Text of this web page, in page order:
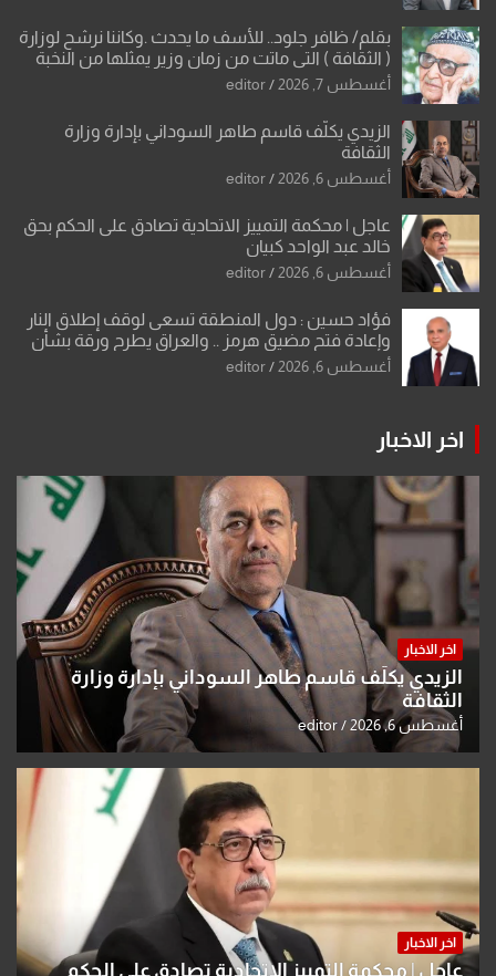
بقلم/ ظافر جلود.. للأسف ما يحدث .وكاننا نرشح لوزارة
( الثقافة ) التي ماتت من زمان وزير يمثلها من النخبة
والإرث العظيم للثقافة العراقية..
أغسطس 7, 2026 editor
الزيدي يكلّف قاسم طاهر السوداني بإدارة وزارة
الثقافة
أغسطس 6, 2026 editor
عاجل | محكمة التمييز الاتحادية تصادق على الحكم بحق
خالد عبد الواحد كبيان
أغسطس 6, 2026 editor
فؤاد حسين : دول المنطقة تسعى لوقف إطلاق النار
وإعادة فتح مضيق هرمز .. والعراق يطرح ورقة بشأن
تحولات القدس
أغسطس 6, 2026 editor
اخر الاخبار
اخر الاخبار
الزيدي يكلّف قاسم طاهر السوداني بإدارة وزارة
الثقافة
أغسطس 6, 2026 editor
اخر الاخبار
عاجل | محكمة التمييز الاتحادية تصادق على الحكم